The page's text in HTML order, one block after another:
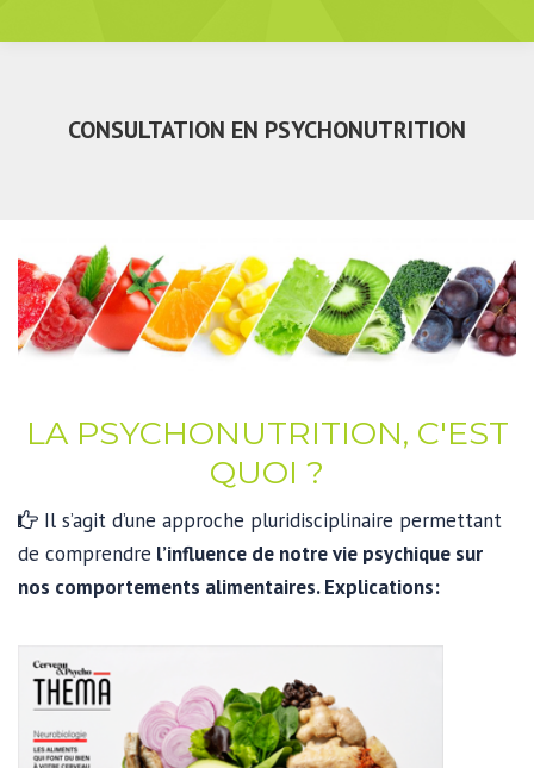
CONSULTATION EN PSYCHONUTRITION
LA PSYCHONUTRITION, C'EST
QUOI ?
Il s’agit d’une approche pluridisciplinaire permettant
de comprendre l’influence de notre vie psychique sur
nos comportements alimentaires.Explications: